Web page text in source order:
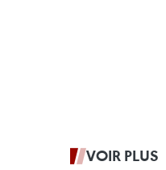
VOIR PLUS